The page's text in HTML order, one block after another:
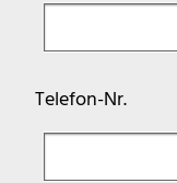
Telefon-Nr.